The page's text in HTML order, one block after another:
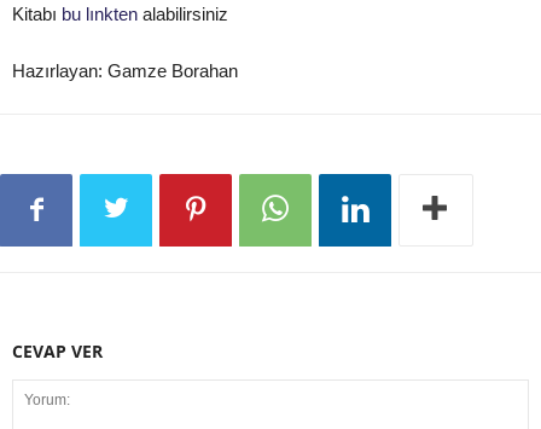
Kitabı bu lınkten alabilirsiniz
Hazırlayan: Gamze Borahan
CEVAP VER